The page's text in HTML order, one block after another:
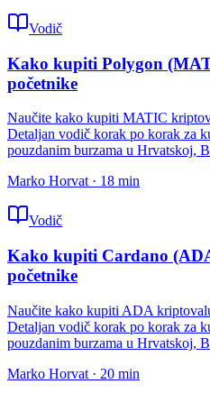
Vodič
Kako kupiti Polygon
početnike
Naučite kako kupiti MATIC
Detaljan vodič korak po korak za
pouzdanim burzama u Hrvatskoj,
Marko Horvat· 18 min
Vodič
Kako kupiti Cardano
početnike
Naučite kako kupiti ADA
Detaljan vodič korak po korak za
pouzdanim burzama u Hrvatskoj,
Marko Horvat · 20 min